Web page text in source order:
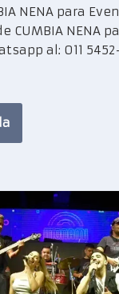
NENA para
CUMBIA NENA
al: 011